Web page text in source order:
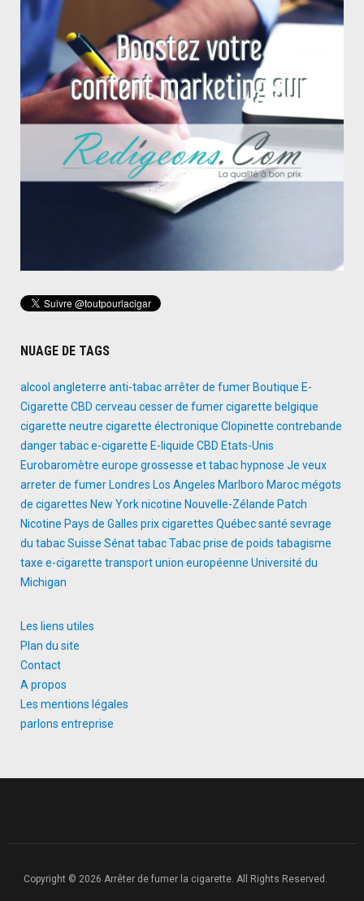
NUAGE DE TAGS
alcool angleterre anti-tabacarrêter de fumerBoutique E-
Cigarette CBD cerveau cesser de fumercigarette belgique
cigarette neutre cigarette électronique Clopinette contrebande
danger tabace-cigarette E-liquide CBD Etats-Unis
Eurobaromètre europe grossesse et tabachypnose Je veux
arreter de fumerLondres Los Angeles Marlboro Marocmégots
de cigarettes New Yorknicotine Nouvelle-Zélande Patch
Nicotine Pays de Galles prix cigarettes Québecsanté sevrage
du tabacSuisse SénattabacTabac prise de poids tabagisme
taxe e-cigarette transportunion européenne Université du
Michigan
Les liens utiles
Plan du site
Contact
A propos
Les mentions légales
parlons entreprise
Copyright © 2026 Arrêter de fumer la cigarette. All Rights Reserved.